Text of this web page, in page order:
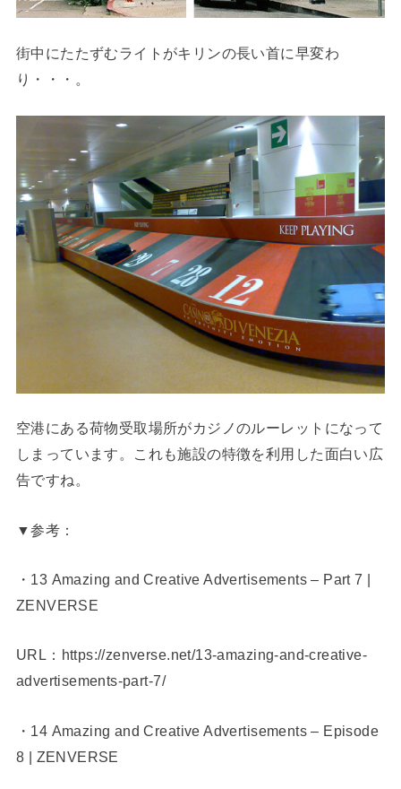
街中にたたずむライトがキリンの長い首に早変わ
り・・・。
空港にある荷物受取場所がカジノのルーレットになって
しまっています。これも施設の特徴を利用した面白い広
告ですね。
▼参考：
・13 Amazing and Creative Advertisements – Part 7 |
ZENVERSE
URL：https://zenverse.net/13-amazing-and-creative-
advertisements-part-7/
・14 Amazing and Creative Advertisements – Episode
8 | ZENVERSE